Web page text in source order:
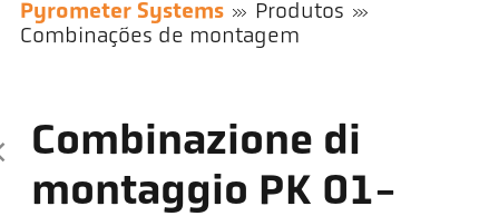
Pyrometer Systems
Produtos
Combinações de montagem
Combinazione di
montaggio PK 01-